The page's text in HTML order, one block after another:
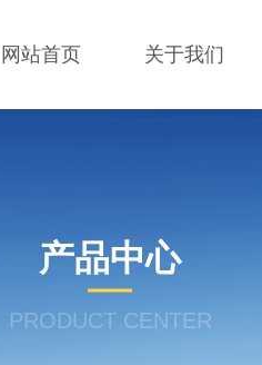
网站首页 关于我们
产品中心
PRODUCT CENTER